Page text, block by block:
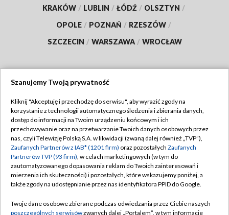
KRAKÓW / LUBLIN / ŁÓDŹ / OLSZTYN /
OPOLE / POZNAŃ / RZESZÓW /
SZCZECIN / WARSZAWA / WROCŁAW
TVP
Abonament TVP
Emisja w TVP
Centrum informacji TVP
Naziemna Telewizja Cyfrowa
Rada Programowa
Regulamin TVP
Polityka prywatności
Moje zgody
Pomoc
Szanujemy Twoją prywatność
Kliknij "Akceptuję i przechodzę do serwisu", aby wyrazić zgody na
korzystanie z technologii automatycznego śledzenia i zbierania danych,
dostęp do informacji na Twoim urządzeniu końcowym i ich
przechowywanie oraz na przetwarzanie Twoich danych osobowych przez
nas, czyli Telewizję Polską S.A. w likwidacji (zwaną dalej również „TVP”),
Zaufanych Partnerów z IAB* (1201 firm) oraz pozostałych Zaufanych
Partnerów TVP (93 firm), w celach marketingowych (w tym do
zautomatyzowanego dopasowania reklam do Twoich zainteresowań i
mierzenia ich skuteczności) i pozostałych, które wskazujemy poniżej, a
także zgody na udostępnianie przez nas identyfikatora PPID do Google.
Twoje dane osobowe zbierane podczas odwiedzania przez Ciebie naszych
poszczególnych serwisówzwanych dalej „Portalem”, w tym informacje